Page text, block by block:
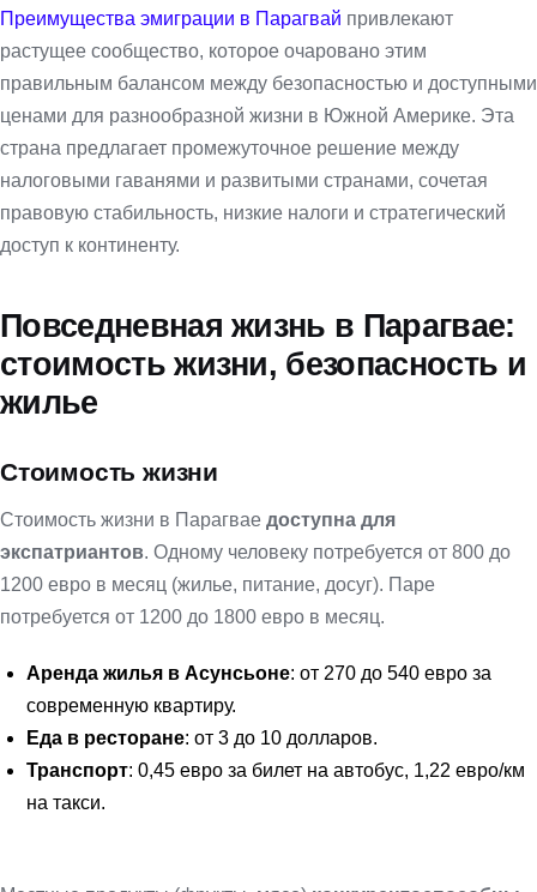
Преимущества эмиграции в Парагвай привлекают
растущее сообщество, которое очаровано этим
правильным балансом между безопасностью и доступными
ценами для разнообразной жизни в Южной Америке. Эта
страна предлагает промежуточное решение между
налоговыми гаванями и развитыми странами, сочетая
правовую стабильность, низкие налоги и стратегический
доступ к континенту.
Повседневная жизнь в Парагвае:
стоимость жизни, безопасность и
жилье
Стоимость жизни
Стоимость жизни в Парагвае доступна для
экспатриантов. Одному человеку потребуется от 800 до
1200 евро в месяц (жилье, питание, досуг). Паре
потребуется от 1200 до 1800 евро в месяц.
Аренда жилья в Асунсьоне: от 270 до 540 евро за
современную квартиру.
Еда в ресторане: от 3 до 10 долларов.
Транспорт: 0,45 евро за билет на автобус, 1,22 евро/км
на такси.